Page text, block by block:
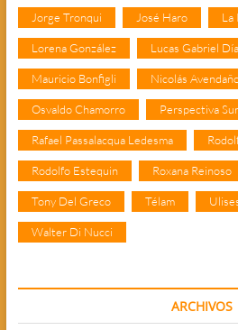
Jorge Tronqui José Haro La
Lorena González Lucas Gabriel
Mauricio Bonfigli Nicolás
Osvaldo Chamorro Perspectiva Sur
Rafael Passalacqua Ledesma
Rodolfo Estequin Roxana Reinoso
Tony Del Greco Télam
Walter Di Nucci
ARCHIVOS